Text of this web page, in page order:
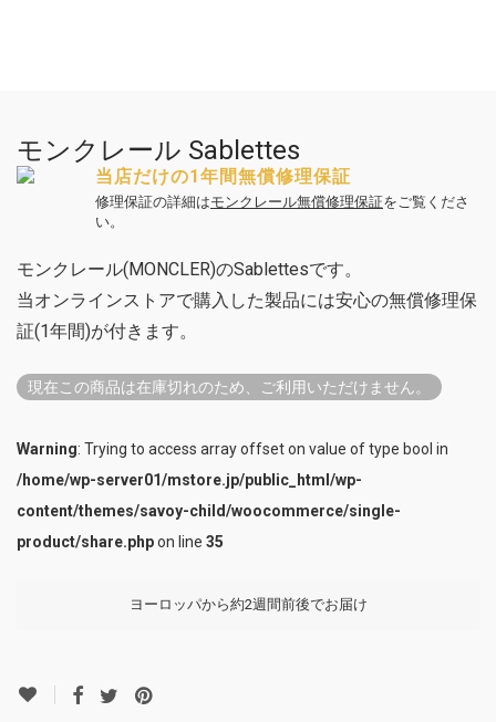
モンクレール Sablettes
当店だけの1年間無償修理保証
修理保証の詳細はモンクレール無償修理保証をご覧くださ
い。
モンクレール(MONCLER)のSablettesです。
当オンラインストアで購入した製品には安心の無償修理保
証(1年間)が付きます。
現在この商品は在庫切れのため、ご利用いただけません。
Warning: Trying to access array offset on value of type bool in
/home/wp-server01/mstore.jp/public_html/wp-
content/themes/savoy-child/woocommerce/single-
product/share.phpon line 35
ヨーロッパから約2週間前後でお届け